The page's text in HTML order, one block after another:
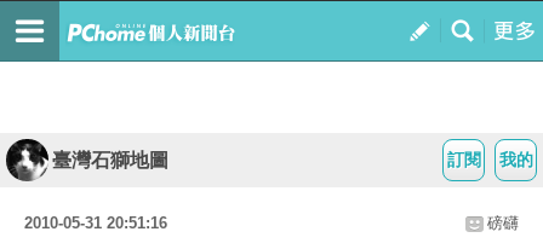
我的
訂閱
臺灣石獅地圖
2010-05-31 20:51:16 磅礴